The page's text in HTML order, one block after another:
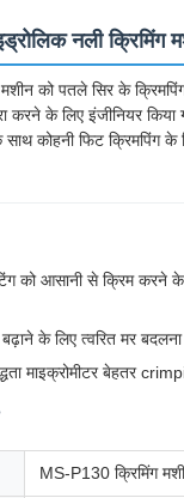
नली क्रिमिंग
को पतले सिर के
करने के लिए इंजीनियर
कोहनी फिट क्रिमपिंग के
को आसानी से क्रिम करने
के लिए त्वरित मर बदलना
माइक्रोमीटर बेहतर
MS-P130 क्रिमिंग